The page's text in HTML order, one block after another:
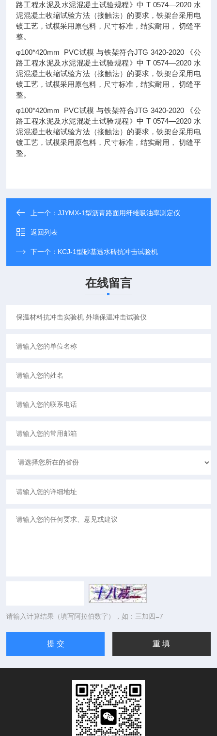
路工程水泥及水泥混凝土试验规程》中 T 0574—2020 水
泥混凝土收缩试验方法（接触法）的要求，铁架台采用电
镀工艺，试模采用原包料，尺寸标准，结实耐用， 切缝平
整。
φ100*420mm PVC试模 与铁架符合JTG 3420-2020 《公
路工程水泥及水泥混凝土试验规程》中 T 0574—2020 水
泥混凝土收缩试验方法（接触法）的要求，铁架台采用电
镀工艺，试模采用原包料，尺寸标准，结实耐用， 切缝平
整。
φ100*420mm PVC试模 与铁架符合JTG 3420-2020 《公
路工程水泥及水泥混凝土试验规程》中 T 0574—2020 水
泥混凝土收缩试验方法（接触法）的要求，铁架台采用电
镀工艺，试模采用原包料，尺寸标准，结实耐用， 切缝平
整。
上一个：JJYMX-1型沥青路面用纤维吸油率测定仪
返回列表
下一个： KCJ-1型砂基透水砖抗冲击试验机
在线留言
请输入计算结果（填写阿拉伯数字），如：三加四=7